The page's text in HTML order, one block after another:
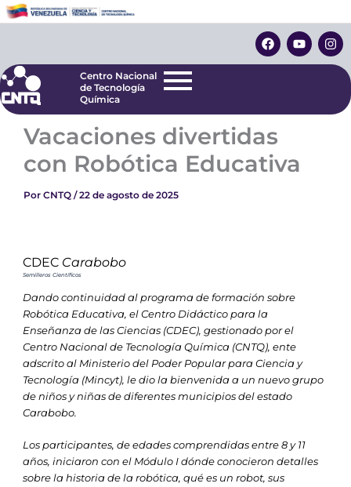
al
F
a
c
o
Y
o
u
e
I
n
s
r
Centro Nacional
de Tecnología
Centro Nacional
de Tecnología
Química
Vacaciones divertidas
con Robótica Educativa
Por CNTQ /22 de agosto de 2025
CDEC Carabobo
Semilleros Científicos
Dando continuidad al programa de formación sobre
Robótica Educativa, el Centro Didáctico para la
Enseñanza de las Ciencias (CDEC), gestionado por el
Centro Nacional de Tecnología Química (CNTQ), ente
adscrito al Ministerio del Poder Popular para Ciencia y
Tecnología (Mincyt), le dio la bienvenida a un nuevo grupo
de niños y niñas de diferentes municipios del estado
Carabobo.
Los participantes, de edades comprendidas entre 8 y 11
años, iniciaron con el Módulo I dónde conocieron detalles
sobre la historia de la robótica, qué es un robot, sus